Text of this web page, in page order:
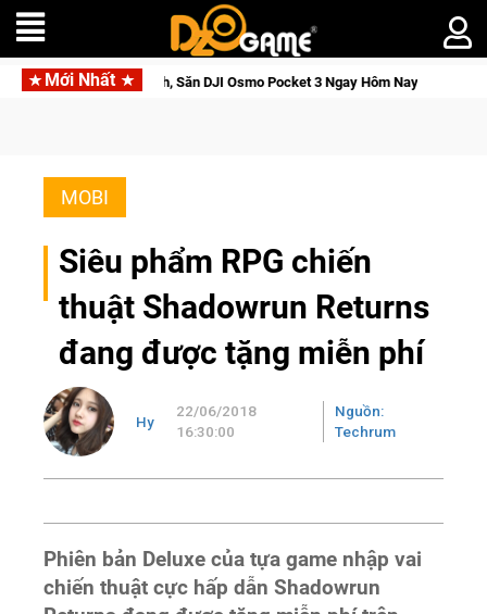
Mới Nhất
Thức Tỉnh, Săn DJI Osmo Pocket 3 Ngay Hôm Nay
MOBI
Siêu phẩm RPG chiến
thuật Shadowrun Returns
đang được tặng miễn phí
Hy
22/06/2018
16:30:00
Nguồn:
Techrum
Phiên bản Deluxe của tựa game nhập vai
chiến thuật cực hấp dẫn Shadowrun